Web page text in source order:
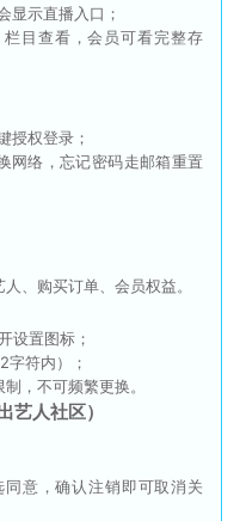
显示直播入口；
目查看，会员可看完整存
权登录；
网络，忘记密码走邮箱重置
、购买订单、会员权益。
设置图标；
符内）；
，不可频繁更换。
人社区）
意，确认注销即可取消关